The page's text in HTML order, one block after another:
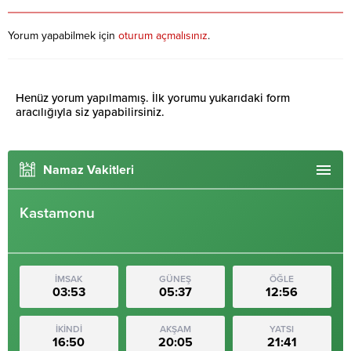
Yorum yapabilmek için oturum açmalısınız.
Henüz yorum yapılmamış. İlk yorumu yukarıdaki form
aracılığıyla siz yapabilirsiniz.
Namaz Vakitleri
Kastamonu
İMSAK
03:53
GÜNEŞ
05:37
ÖĞLE
12:56
İKİNDİ
16:50
AKŞAM
20:05
YATSI
21:41